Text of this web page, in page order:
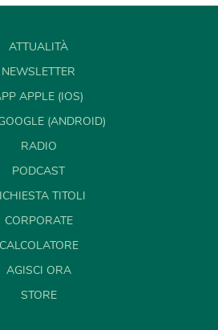
ATTUALITÀ
NEWSLETTER
APPLE (IOS)
(ANDROID)
RADIO
PODCAST
TITOLI
CORPORATE
CALCOLATORE
AGISCI ORA
STORE